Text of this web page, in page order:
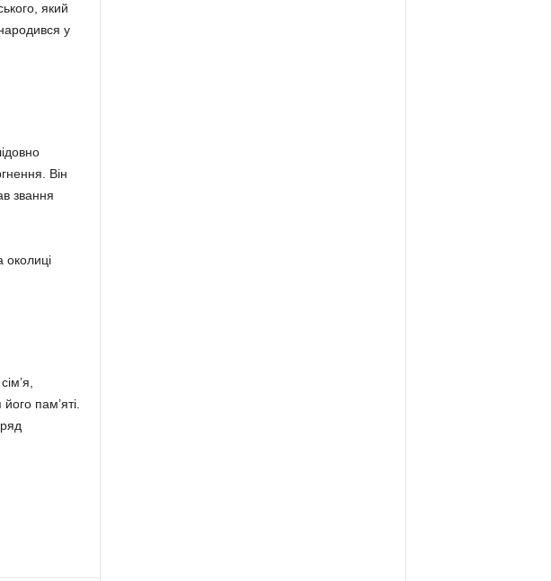
який
у
Він
звання
околиці
пам’яті.